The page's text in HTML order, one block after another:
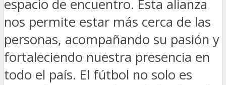
espacio de encuentro. Esta alianza
nos permite estar más cerca de las
personas, acompañando su pasión y
fortaleciendo nuestra presencia en
todo el país. El fútbol no solo es